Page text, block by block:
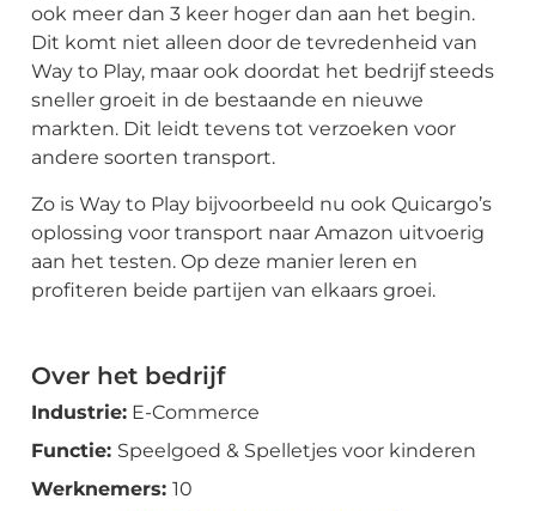
ook meer dan 3 keer hoger dan aan het begin.
Dit komt niet alleen door de tevredenheid van
Way to Play, maar ook doordat het bedrijf steeds
sneller groeit in de bestaande en nieuwe
markten. Dit leidt tevens tot verzoeken voor
andere soorten transport.
Zo is Way to Play bijvoorbeeld nu ook Quicargo’s
oplossing voor transport naar Amazon uitvoerig
aan het testen. Op deze manier leren en
profiteren beide partijen van elkaars groei.
Over het bedrijf
Industrie: E-Commerce
Functie: Speelgoed & Spelletjes voor kinderen
Werknemers:10